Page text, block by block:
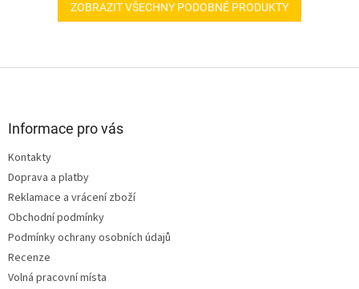
ZOBRAZIT VŠECHNY PODOBNÉ PRODUKTY
Informace pro vás
Kontakty
Doprava a platby
Reklamace a vrácení zboží
Obchodní podmínky
Podmínky ochrany osobních údajů
Recenze
Volná pracovní místa